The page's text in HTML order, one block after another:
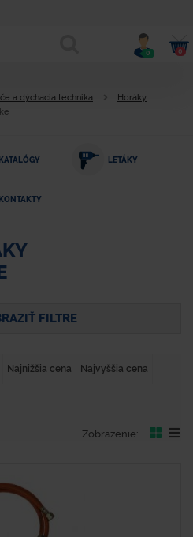
0 0
a dýchacia technika
Horáky
KATALÓGY LETÁKY
KONTAKTY
FILTRE
Najnižšia cena Najvyššia cena
Zobrazenie: